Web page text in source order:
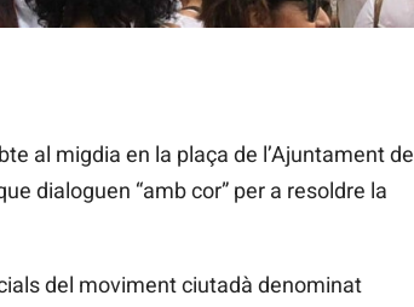
al migdia en la plaça de l’Ajuntament de
dialoguen “amb cor” per a resoldre la
del moviment ciutadà denominat